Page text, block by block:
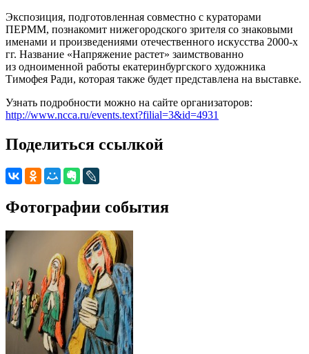
Экспозиция, подготовленная совместно с кураторами
ПЕРММ, познакомит нижегородского зрителя со знаковыми
именами и произведениями отечественного искусства 2000-х
гг. Название «Напряжение растет» заимствованно
из одноименной работы екатеринбургского художника
Тимофея Ради, которая также будет представлена на выставке.
Узнать подробности можно на сайте организаторов:
http://www.ncca.ru/events.text?filial=3&id=4931
Поделиться ссылкой
Фотографии события